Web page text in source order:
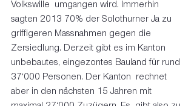
Volkswille  umgangen wird. Immerhin
sagten 2013 70% der Solothurner Ja zu
griffigeren Massnahmen gegen die
Zersiedlung. Derzeit gibt es im Kanton
unbebautes, eingezontes Bauland für rund
37‘000 Personen. Der Kanton  rechnet
aber in den nächsten 15 Jahren mit